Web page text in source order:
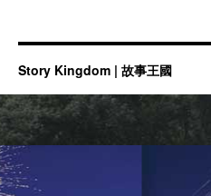
Story Kingdom | 故事王國